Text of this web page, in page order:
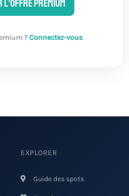
l'offre Premium
?Connectez-vous
EXPLORER
Guide des spots